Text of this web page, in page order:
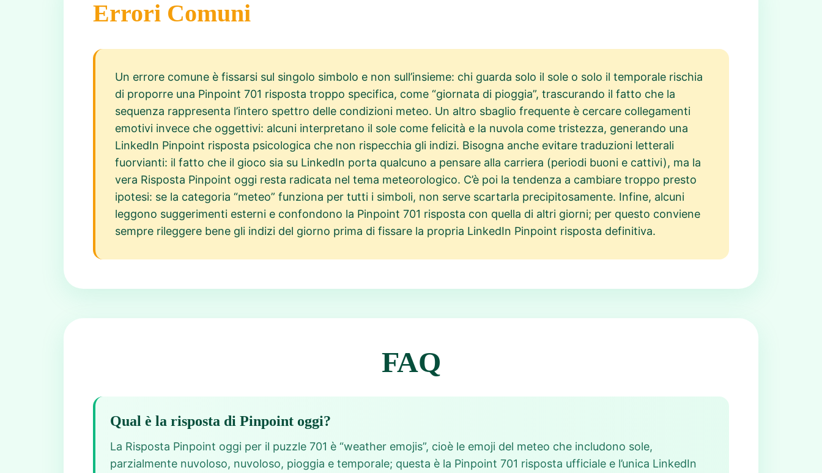
Errori Comuni
Un errore comune è fissarsi sul singolo simbolo e non sull’insieme: chi guarda solo il sole o solo il temporale rischia
di proporre una Pinpoint 701 risposta troppo specifica, come “giornata di pioggia”, trascurando il fatto che la
sequenza rappresenta l’intero spettro delle condizioni meteo. Un altro sbaglio frequente è cercare collegamenti
emotivi invece che oggettivi: alcuni interpretano il sole come felicità e la nuvola come tristezza, generando una
LinkedIn Pinpoint risposta psicologica che non rispecchia gli indizi. Bisogna anche evitare traduzioni letterali
fuorvianti: il fatto che il gioco sia su LinkedIn porta qualcuno a pensare alla carriera (periodi buoni e cattivi), ma la
vera Risposta Pinpoint oggi resta radicata nel tema meteorologico. C’è poi la tendenza a cambiare troppo presto
ipotesi: se la categoria “meteo” funziona per tutti i simboli, non serve scartarla precipitosamente. Infine, alcuni
leggono suggerimenti esterni e confondono la Pinpoint 701 risposta con quella di altri giorni; per questo conviene
sempre rileggere bene gli indizi del giorno prima di fissare la propria LinkedIn Pinpoint risposta definitiva.
FAQ
Qual è la risposta di Pinpoint oggi?
La Risposta Pinpoint oggi per il puzzle 701 è “weather emojis”, cioè le emoji del meteo che includono sole,
parzialmente nuvoloso, nuvoloso, pioggia e temporale; questa è la Pinpoint 701 risposta ufficiale e l’unica LinkedIn